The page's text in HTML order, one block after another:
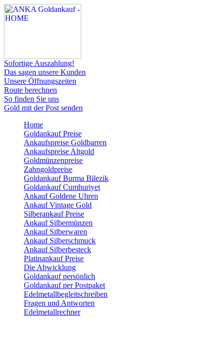
Sofortige Auszahlung!
Das sagen unsere Kunden
Unsere Öffnungszeiten
Route berechnen
So finden Sie uns
Gold mit der Post senden
Home
Goldankauf Preise
Ankaufspreise Goldbarren
Ankaufspreise Altgold
Goldmünzenpreise
Zahngoldpreise
Goldankauf Burma Bilezik
Goldankauf Cumhuriyet
Ankauf Goldene Uhren
Ankauf Vintage Gold
Silberankauf Preise
Ankauf Silbermünzen
Ankauf Silberwaren
Ankauf Silberschmuck
Ankauf Silberbesteck
Platinankauf Preise
Die Abwicklung
Goldankauf persönlich
Goldankauf per Postpaket
Edelmetallbegleitschreiben
Fragen und Antworten
Edelmetallrechner